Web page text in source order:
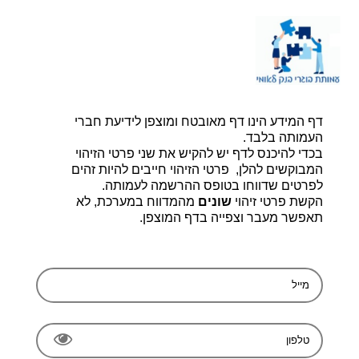
דף הבית |יצירת קשר |
דף המידע הינו דף מאובטח ומוצפן לידיעת חברי
העמותה בלבד.
בכדי להיכנס לדף יש להקיש את שני פרטי הזיהוי
המבוקשים להלן, פרטי הזיהוי חייבים להיות זהים
לפרטים שדווחו בטופס ההרשמה לעמותה.
הקשת פרטי זיהוי שונים מהמדווח במערכת, לא
תאפשר מעבר וצפייה בדף המוצפן.
עמותת בוגרי בנק לאומי, ע.ר 580014348